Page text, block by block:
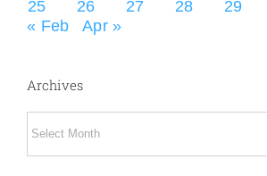
25
26 27 28 29
« Feb
Apr »
Archives